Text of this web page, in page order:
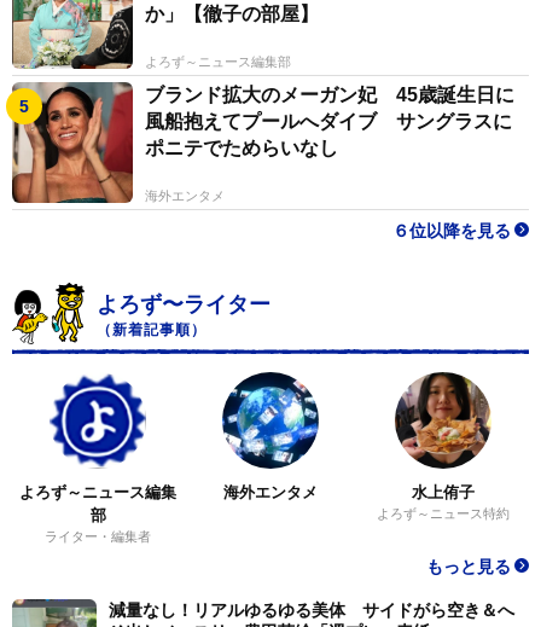
か」【徹子の部屋】
よろず～ニュース編集部
ブランド拡大のメーガン妃 45歳誕生日に
風船抱えてプールへダイブ サングラスに
ポニテでためらいなし
海外エンタメ
６位以降を見る
よろず〜ライター
（新着記事順）
よろず～ニュース編集
部
ライター・編集者
海外エンタメ 水上侑子
よろず～ニュース特約
もっと見る
減量なし！リアルゆるゆる美体 サイドがら空き＆へ